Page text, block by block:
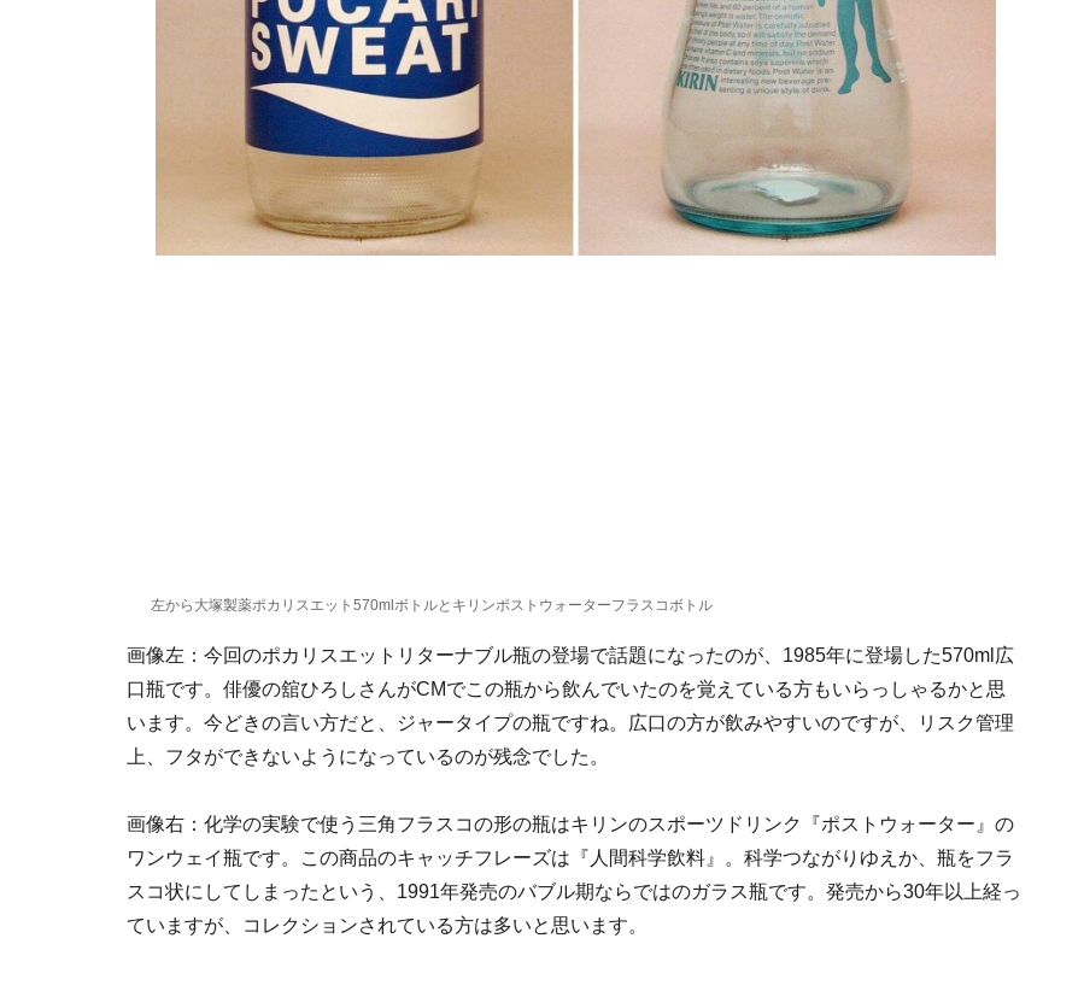
左から大塚製薬ポカリスエット570mlボトルとキリンポストウォーターフラスコボトル
画像左：今回のポカリスエットリターナブル瓶の登場で話題になったのが、1985年に登場した570ml広
口瓶です。俳優の舘ひろしさんがCMでこの瓶から飲んでいたのを覚えている方もいらっしゃるかと思
います。今どきの言い方だと、ジャータイプの瓶ですね。広口の方が飲みやすいのですが、リスク管理
上、フタができないようになっているのが残念でした。
画像右：化学の実験で使う三角フラスコの形の瓶はキリンのスポーツドリンク『ポストウォーター』の
ワンウェイ瓶です。この商品のキャッチフレーズは『人間科学飲料』。科学つながりゆえか、瓶をフラ
スコ状にしてしまったという、1991年発売のバブル期ならではのガラス瓶です。発売から30年以上経っ
ていますが、コレクションされている方は多いと思います。